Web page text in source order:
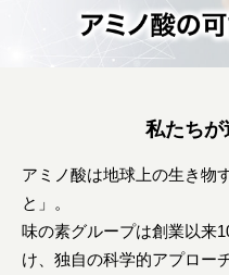
私たちが
アミノ酸は地球上の生き物
と」。
味の素グループは創業以来
け、 独自の科学的アプロー